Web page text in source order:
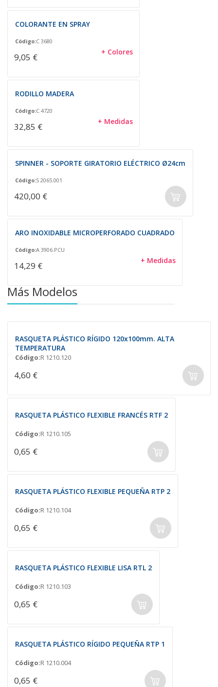
COLORANTE EN SPRAY
Código:C 3680
9,05 € + Colores
RODILLO MADERA
Código:C 4720
32,85 € + Medidas
SPINNER - SOPORTE GIRATORIO ELÉCTRICO Ø24cm
Código:S 2065.001
420,00 €
ARO INOXIDABLE MICROPERFORADO CUADRADO
Código:A 3906.PCU
14,29 € + Medidas
Más Modelos
RASQUETA PLÁSTICO RÍGIDO 120x100mm. ALTA
TEMPERATURA
Código:R 1210.120
4,60 €
RASQUETA PLÁSTICO FLEXIBLE FRANCÉS RTF 2
Código:R 1210.105
0,65 €
RASQUETA PLÁSTICO FLEXIBLE PEQUEÑA RTP 2
Código:R 1210.104
0,65 €
RASQUETA PLÁSTICO FLEXIBLE LISA RTL 2
Código:R 1210.103
0,65 €
RASQUETA PLÁSTICO RÍGIDO PEQUEÑA RTP 1
Código:R 1210.004
0,65 €